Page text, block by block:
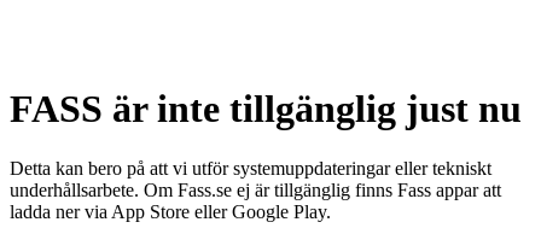
FASS är inte tillgänglig just nu
Detta kan bero på att vi utför systemuppdateringar eller tekniskt
underhållsarbete. Om Fass.se ej är tillgänglig finns Fass appar att
ladda ner via App Store eller Google Play.